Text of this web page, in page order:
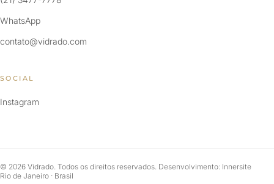
WhatsApp
contato@vidrado.com
SOCIAL
Instagram
© 2026 Vidrado. Todos os direitos reservados. Desenvolvimento: Innersite
Rio de Janeiro · Brasil